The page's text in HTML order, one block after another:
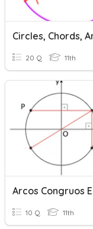
20 Q 11th
10 Q 11th